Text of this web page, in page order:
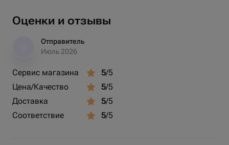
подарком для друга, коллеги или близкого человека,
который любит вкусно перекусить и насладиться
качественным напитком. Идеальное сочетание вкуса и
Оценки и отзывы
Отправитель
Июль 2026
Сервис магазина 5/5
Цена/Качество
5/5
Доставка
5/5
Соответствие
5/5